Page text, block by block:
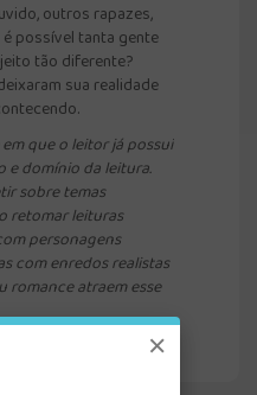
outros rapazes,
possível tanta gente
tão diferente?
sua realidade
que o leitor já possui
e domínio da leitura.
sobre temas
retomar leituras
personagens
com enredos realistas
romance atraem esse
×